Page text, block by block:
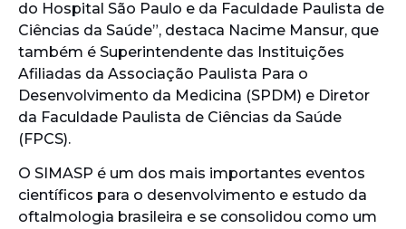
do Hospital São Paulo e da Faculdade Paulista de
Ciências da Saúde”, destaca Nacime Mansur, que
também é Superintendente das Instituições
Afiliadas da Associação Paulista Para o
Desenvolvimento da Medicina (SPDM) e Diretor
da Faculdade Paulista de Ciências da Saúde
(FPCS).
O SIMASP é um dos mais importantes eventos
científicos para o desenvolvimento e estudo da
oftalmologia brasileira e se consolidou como um